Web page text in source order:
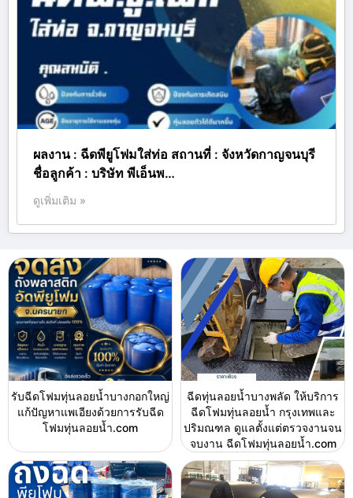
ผลงาน : ฉีดพียูโฟมใส่ท่อ สถานที่ : จังหวัดกาญจนบุรี
ชื่อลูกค้า : บริษัท พีเอ็นพ…
ดูเพิ่มเติม »
รับฉีดโฟมทุ่นลอยน้ำบางกอกใหญ่
แก้ปัญหาแพเอียงด้วยการรับฉีด
โฟมทุ่นลอยน้ำ.com
ฉีดทุ่นลอยน้ำบางพลัด ให้บริการ
ฉีดโฟมทุ่นลอยน้ำ กรุงเทพและ
ปริมณฑล ดูแลตั้งแต่ตรวจงานจน
จบงาน ฉีดโฟมทุ่นลอยน้ำ.com